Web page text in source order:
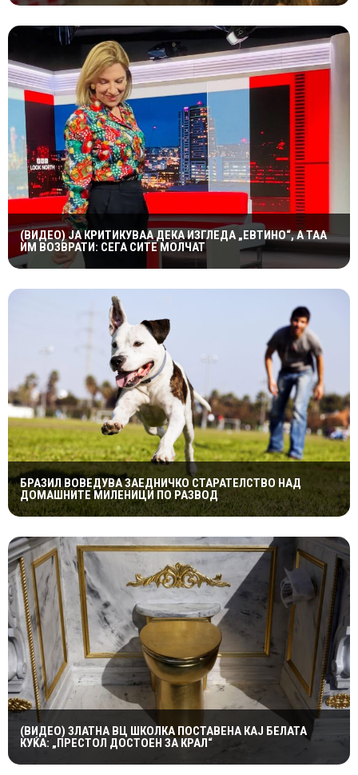
(ВИДЕО) ЈА КРИТИКУВАА ДЕКА ИЗГЛЕДА „ЕВТИНО“, А ТАА
ИМ ВОЗВРАТИ: СЕГА СИТЕ МОЛЧАТ
БРАЗИЛ ВОВЕДУВА ЗАЕДНИЧКО СТАРАТЕЛСТВО НАД
ДОМАШНИТЕ МИЛЕНИЦИ ПО РАЗВОД
(ВИДЕО) ЗЛАТНА ВЦ ШКОЛКА ПОСТАВЕНА КАЈ БЕЛАТА
КУЌА: „ПРЕСТОЛ ДОСТОЕН ЗА КРАЛ“